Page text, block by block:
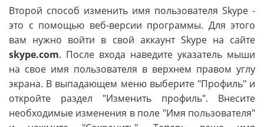
Второй способ изменить имя пользователя Skype -
это с помощью веб-версии программы. Для этого
вам нужно войти в свой аккаунт Skype на сайте
skype.com. После входа наведите указатель мыши
на свое имя пользователя в верхнем правом углу
экрана. В выпадающем меню выберите "Профиль" и
откройте раздел "Изменить профиль". Внесите
необходимые изменения в поле "Имя пользователя"